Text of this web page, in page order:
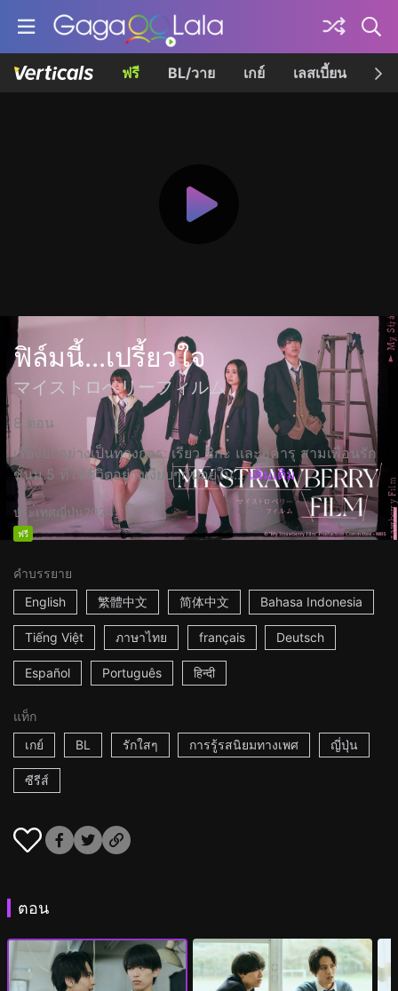
ฟรี BL/วาย เกย์ เลสเบี้ยน เค
ฟิล์มนี้...เปรี้ยวใจ
マイストロベリーフィルム
8 ตอน
เรื่องย่ออย่างเป็นทางการ: เรียว ชิกะ และฮิคารุ สามเพื่อนรัก
ชั้นม.5 ที่ใช้ชีวิตอย่างเงียบๆกันอยู่ใน... เพิ่มเติม
ประเทศญี่ปุ่น 2024
ฟรี
คำบรรยาย
English
繁體中文 简体中文 Bahasa Indonesia
Tiếng Việt ภาษาไทย français Deutsch
Español Português हिन्दी
แท็ก
เกย์
BL รักใสๆ การรู้รสนิยมทางเพศ ญี่ปุ่น
ซีรีส์
ตอน